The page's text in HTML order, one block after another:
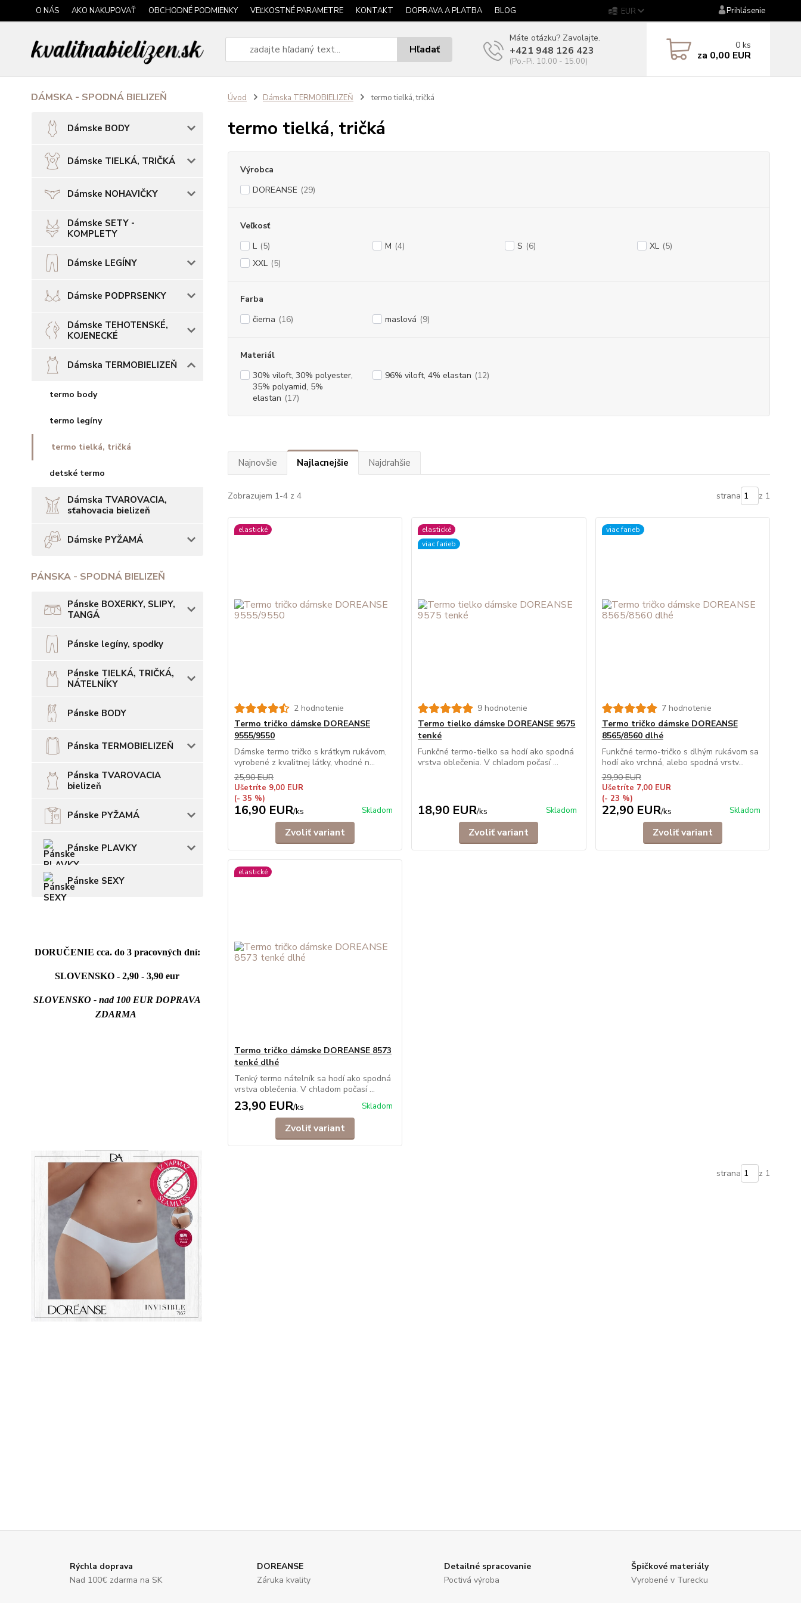
O NÁS AKO NAKUPOVAŤ OBCHODNÉ PODMIENKY VEĽKOSTNÉ PARAMETRE KONTAKT DOPRAVA A PLATBA BLOG EUR Prihlásenie
Hľadať
Máte otázku? Zavolajte.
+421 948 126 423
(Po.-Pi. 10.00 - 15.00)
0 ks
za 0,00 EUR
DÁMSKA - SPODNÁ BIELIZEŇ
Dámske BODY
Dámske TIELKÁ, TRIČKÁ
Dámske NOHAVIČKY
Dámske SETY -
KOMPLETY
Dámske LEGÍNY
Dámske PODPRSENKY
Dámske TEHOTENSKÉ,
KOJENECKÉ
Dámska TERMOBIELIZEŇ
termo body
termo legíny
termo tielká, tričká
detské termo
Dámska TVAROVACIA,
sťahovacia bielizeň
Dámske PYŽAMÁ
PÁNSKA - SPODNÁ BIELIZEŇ
Pánske BOXERKY, SLIPY,
TANGÁ
Pánske legíny, spodky
Pánske TIELKÁ, TRIČKÁ,
NÁTELNÍKY
Pánske BODY
Pánska TERMOBIELIZEŇ
Pánska TVAROVACIA
bielizeň
Pánske PYŽAMÁ
Pánske PLAVKY
Pánske SEXY
DORUČENIE cca. do 3 pracovných dní:
SLOVENSKO - 2,90 - 3,90 eur
SLOVENSKO - nad 100 EUR DOPRAVA
ZDARMA
Úvod Dámska TERMOBIELIZEŇ termo tielká, tričká
termo tielká, tričká
Výrobca
DOREANSE (29)
Veľkosť
L (5) M (4) S (6) XL (5)
XXL (5)
Farba
čierna (16) maslová (9)
Materiál
30% viloft, 30% polyester,
35% polyamid, 5%
elastan (17)
96% viloft, 4% elastan (12)
Najnovšie Najlacnejšie Najdrahšie
Zobrazujem 1-4 z 4 strana z 1
elastické
2 hodnotenie
Termo tričko dámske DOREANSE
9555/9550
Dámske termo tričko s krátkym rukávom,
vyrobené z kvalitnej látky, vhodné n...
25,90 EUR
Ušetríte 9,00 EUR
(- 35 %)
16,90 EUR/ks Skladom
Zvoliť variant
elastické
viac farieb
9 hodnotenie
Termo tielko dámske DOREANSE 9575
tenké
Funkčné termo-tielko sa hodí ako spodná
vrstva oblečenia. V chladom počasí ...
18,90 EUR/ks Skladom
Zvoliť variant
viac farieb
7 hodnotenie
Termo tričko dámske DOREANSE
8565/8560 dlhé
Funkčné termo-tričko s dlhým rukávom sa
hodí ako vrchná, alebo spodná vrstv...
29,90 EUR
Ušetríte 7,00 EUR
(- 23 %)
22,90 EUR/ks Skladom
Zvoliť variant
elastické
Termo tričko dámske DOREANSE 8573
tenké dlhé
Tenký termo nátelník sa hodí ako spodná
vrstva oblečenia. V chladom počasí ...
23,90 EUR/ks Skladom
Zvoliť variant
strana z 1
Rýchla doprava
Nad 100€ zdarma na SK
DOREANSE
Záruka kvality
Detailné spracovanie
Poctivá výroba
Špičkové materiály
Vyrobené v Turecku